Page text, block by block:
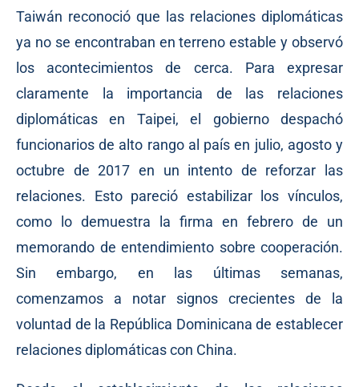
Taiwán reconoció que las relaciones diplomáticas
ya no se encontraban en terreno estable y observó
los acontecimientos de cerca. Para expresar
claramente la importancia de las relaciones
diplomáticas en Taipei, el gobierno despachó
funcionarios de alto rango al país en julio, agosto y
octubre de 2017 en un intento de reforzar las
relaciones. Esto pareció estabilizar los vínculos,
como lo demuestra la firma en febrero de un
memorando de entendimiento sobre cooperación.
Sin embargo, en las últimas semanas,
comenzamos a notar signos crecientes de la
voluntad de la República Dominicana de establecer
relaciones diplomáticas con China.